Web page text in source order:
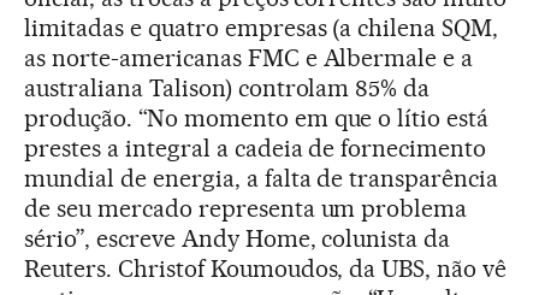
limitadas e quatro empresas (a chilena SQM,
as norte-americanas FMC e Albermale e a
australiana Talison) controlam 85% da
produção. “No momento em que o lítio está
prestes a integral a cadeia de fornecimento
mundial de energia, a falta de transparência
de seu mercado representa um problema
sério”, escreve Andy Home, colunista da
Reuters. Christof Koumoudos, da UBS, não vê